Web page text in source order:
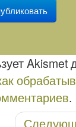
Akismet
.